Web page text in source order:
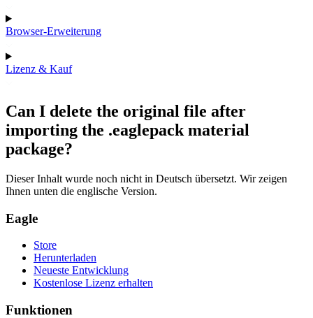
Browser-Erweiterung
Lizenz & Kauf
Can I delete the original file after
importing the .eaglepack material
package?
Dieser Inhalt wurde noch nicht in Deutsch übersetzt. Wir zeigen
Ihnen unten die englische Version.
Eagle
Store
Herunterladen
Neueste Entwicklung
Kostenlose Lizenz erhalten
Funktionen